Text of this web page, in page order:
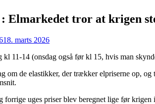
: Elmarkedet tror at krigen
18. marts 2026
kl 11-14 (onsdag også før kl 15, hvis man
om de elastikker, der trækker elpriserne op,
forrige uges priser blev beregnet lige før